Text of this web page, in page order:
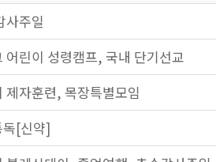
사주일
어린이 성령캠프, 국내 단기선교
제자훈련, 목장특별모임
독[신약]